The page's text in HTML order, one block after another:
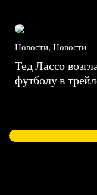
Новости, Новости —
Тед Лассо
футболу в